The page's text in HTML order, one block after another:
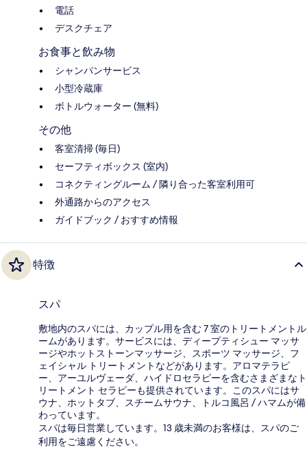
電話
デスクチェア
お食事と飲み物
シャンパンサービス
小型冷蔵庫
ボトルウォーター (無料)
その他
客室清掃 (毎日)
セーフティボックス (室内)
コネクティングルーム / 隣り合った客室利用可
外通路からのアクセス
ガイドブック / おすすめ情報
特徴
スパ
敷地内のスパには、カップル用を含む 7 室のトリートメントル
ームがあります。サービスには、ディープティシュー マッサ
ージやホットストーンマッサージ、スポーツ マッサージ、フ
ェイシャル トリートメントなどがあります。アロマテラピ
ー、アーユルヴェーダ、ハイドロセラピーを含むさまざまなト
リートメント セラピーも提供されています。このスパにはサ
ウナ、ホットタブ、スチームサウナ、トルコ風呂 / ハマムが備
わっています。
スパは毎日営業しています。13 歳未満のお客様は、スパのご
利用をご遠慮ください。